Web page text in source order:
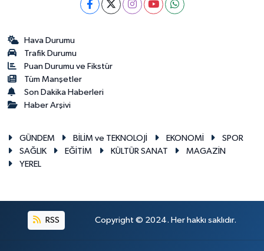
Hava Durumu
Trafik Durumu
Puan Durumu ve Fikstür
Tüm Manşetler
Son Dakika Haberleri
Haber Arşivi
GÜNDEM BİLİM ve TEKNOLOJİ EKONOMİ
SPOR
SAĞLIK
EĞİTİM KÜLTÜR SANAT
MAGAZİN
YEREL
RSS Copyright © 2024. Her hakkı saklıdır.